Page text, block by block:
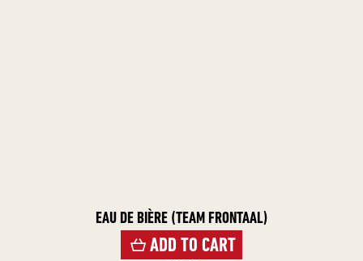
EAU DE BIÈRE (TEAM FRONTAAL)
ADD TO CART